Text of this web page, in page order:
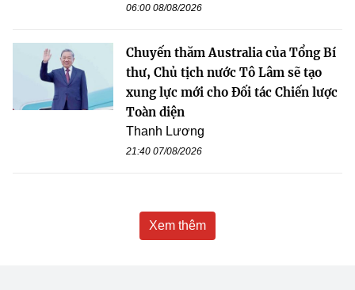
06:00 08/08/2026
Chuyến thăm Australia của Tổng Bí
thư, Chủ tịch nước Tô Lâm sẽ tạo
xung lực mới cho Đối tác Chiến lược
Toàn diện
Thanh Lương
21:40 07/08/2026
Xem thêm